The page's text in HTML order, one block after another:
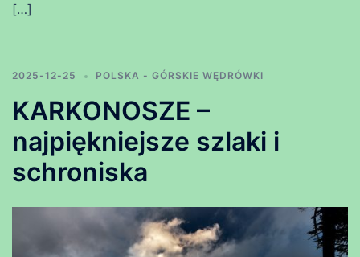
[…]
2025-12-25 POLSKA - GÓRSKIE WĘDRÓWKI
KARKONOSZE –
najpiękniejsze szlaki i
schroniska